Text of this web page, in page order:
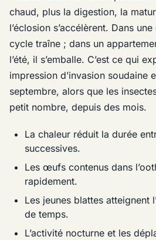
chaud, plus la digestion, la
l’éclosion s’accélèrent. Dans
cycle traîne ; dans un
l’été, il s’emballe. C’est ce qui
impression d’invasion soudaine
septembre, alors que les
petit nombre, depuis des mois.
La chaleur réduit la durée
successives.
Les œufs contenus dans
rapidement.
Les jeunes blattes atteignent
de temps.
L’activité nocturne et les